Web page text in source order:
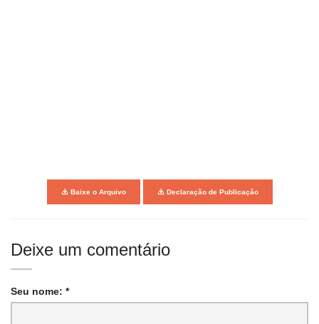
Baixe o Arquivo Declaração de Publicação
Deixe um comentário
Seu nome: *